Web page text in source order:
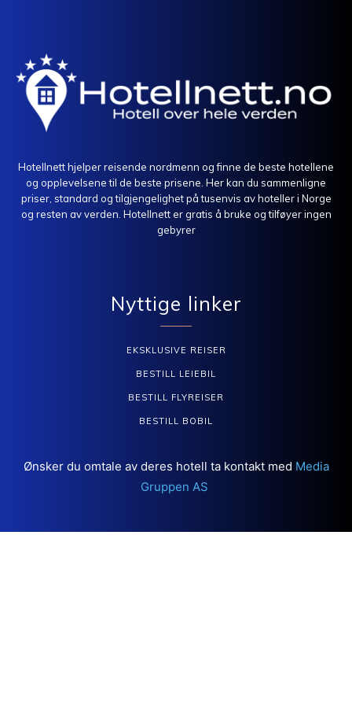
Hotellnett hjelper reisende nordmenn og finne de beste hotellene
og opplevelsene til de beste prisene. Her kan du sammenligne
priser, standard og tilgjengelighet på tusenvis av hoteller i Norge
og resten av verden. Hotellnett er gratis å bruke og tilføyer ingen
gebyrer
Nyttige linker
EKSKLUSIVE REISER
BESTILL LEIEBIL
BESTILL FLYREISER
BESTILL BOBIL
Ønsker du omtale av deres hotell ta kontakt med Media
Gruppen AS